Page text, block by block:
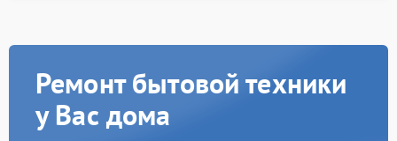
Ремонт бытовой техники
у Вас дома